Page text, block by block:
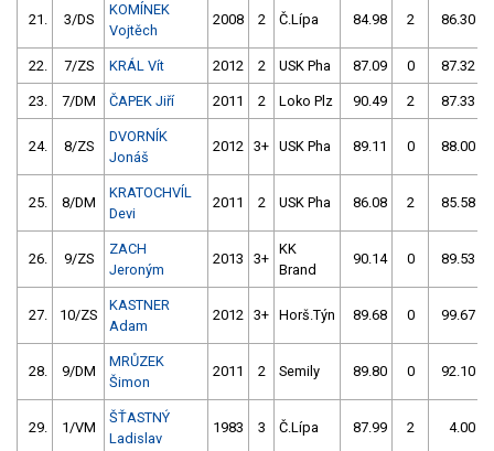
21. 3/DS
KOMÍNEK
Vojtěch
2008 2 Č.Lípa 84.98 2 86.30
22. 7/ZS KRÁL Vít 2012 2 USK Pha 87.09 0 87.32
23. 7/DM ČAPEK Jiří 2011 2 Loko Plz 90.49 2 87.33
24. 8/ZS
DVORNÍK
Jonáš
2012 3+ USK Pha 89.11 0 88.00
25. 8/DM
KRATOCHVÍL
Devi
2011 2 USK Pha 86.08 2 85.58
26. 9/ZS
ZACH
Jeroným
2013 3+
KK
Brand
90.14 0 89.53
27. 10/ZS
KASTNER
Adam
2012 3+ Horš.Týn 89.68 0 99.67
28. 9/DM
MRŮZEK
Šimon
2011 2 Semily 89.80 0 92.10
29. 1/VM
ŠŤASTNÝ
Ladislav
1983 3 Č.Lípa 87.99 2 4.00